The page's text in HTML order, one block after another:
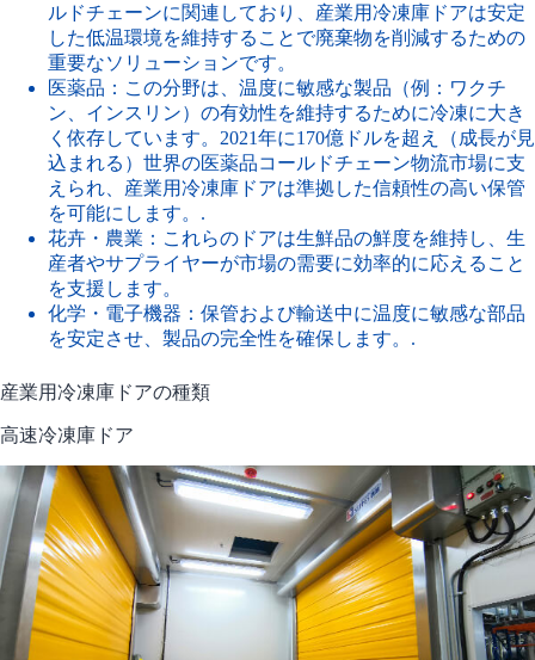
ルドチェーンに関連しており、産業用冷凍庫ドアは安定
した低温環境を維持することで廃棄物を削減するための
重要なソリューションです。
医薬品：この分野は、温度に敏感な製品（例：ワクチ
ン、インスリン）の有効性を維持するために冷凍に大き
く依存しています。2021年に170億ドルを超え（成長が見
込まれる）世界の医薬品コールドチェーン物流市場に支
えられ、産業用冷凍庫ドアは準拠した信頼性の高い保管
を可能にします。.
花卉・農業：これらのドアは生鮮品の鮮度を維持し、生
産者やサプライヤーが市場の需要に効率的に応えること
を支援します。
化学・電子機器：保管および輸送中に温度に敏感な部品
を安定させ、製品の完全性を確保します。.
産業用冷凍庫ドアの種類
高速冷凍庫ドア